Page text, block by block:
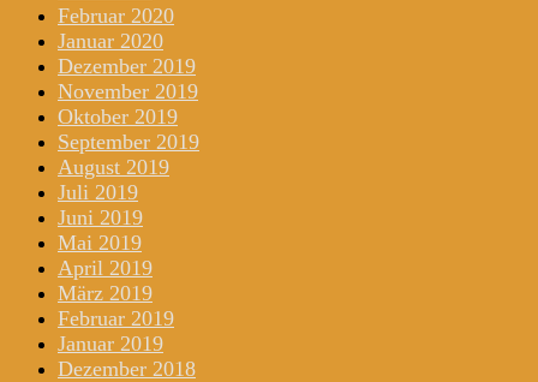
Februar 2020
Januar 2020
Dezember 2019
November 2019
Oktober 2019
September 2019
August 2019
Juli 2019
Juni 2019
Mai 2019
April 2019
März 2019
Februar 2019
Januar 2019
Dezember 2018